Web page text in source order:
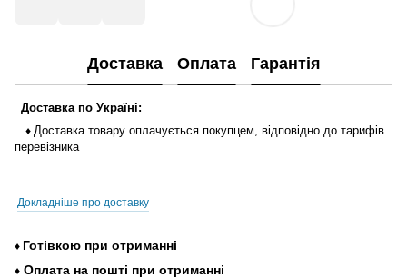
Доставка Оплата Гарантія
Доставка по Україні:
♦ Доставка товару оплачується покупцем, відповідно до тарифів
перевізника
Докладніше про доставку
♦ Готівкою при отриманні
♦ Оплата на пошті при отриманні